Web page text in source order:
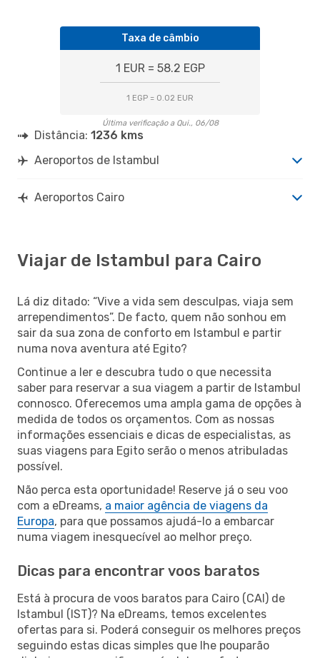
Taxa de câmbio
1 EUR = 58.2 EGP
1 EGP = 0.02 EUR
Última verificação a Qui., 06/08
Distância: 1236 kms
Aeroportos de Istambul
Aeroportos Cairo
Viajar de Istambul para Cairo
Lá diz ditado: “Vive a vida sem desculpas, viaja sem
arrependimentos”. De facto, quem não sonhou em
sair da sua zona de conforto em Istambul e partir
numa nova aventura até Egito?
Continue a ler e descubra tudo o que necessita
saber para reservar a sua viagem a partir de Istambul
connosco. Oferecemos uma ampla gama de opções à
medida de todos os orçamentos. Com as nossas
informações essenciais e dicas de especialistas, as
suas viagens para Egito serão o menos atribuladas
possível.
Não perca esta oportunidade! Reserve já o seu voo
com a eDreams, a maior agência de viagens da
Europa, para que possamos ajudá-lo a embarcar
numa viagem inesquecível ao melhor preço.
Dicas para encontrar voos baratos
Está à procura de voos baratos para Cairo (CAI) de
Istambul (IST)? Na eDreams, temos excelentes
ofertas para si. Poderá conseguir os melhores preços
seguindo estas dicas simples que lhe pouparão